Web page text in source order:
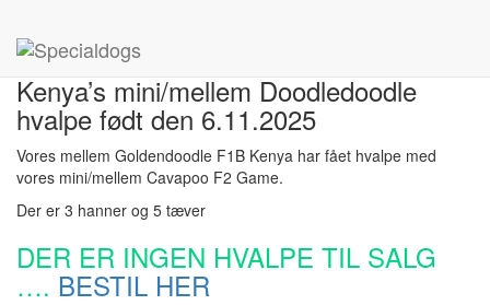
6.11.2025
Kenya’s mini/mellem Doodledoodle
hvalpe født den 6.11.2025
Vores mellem Goldendoodle F1B Kenya har fået hvalpe med
vores mini/mellem Cavapoo F2 Game.
Der er 3 hanner og 5 tæver
DER ER INGEN HVALPE TIL SALG
…. BESTIL HER